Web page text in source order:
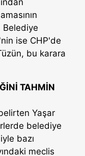
Belediye
ise CHP'de
bu karara
TAHMİN
Yaşar
belediye
bazı
meclis